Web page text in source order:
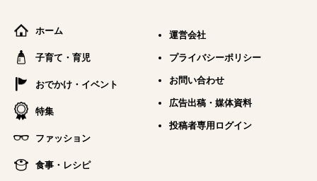
ホーム
子育て・育児
おでかけ・イベント
特集
ファッション
食事・レシピ
運営会社
プライバシーポリシー
お問い合わせ
広告出稿・媒体資料
投稿者専用ログイン